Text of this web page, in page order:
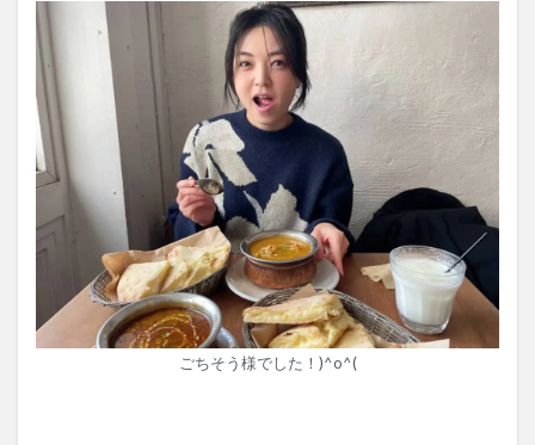
ごちそう様でした！)^o^(